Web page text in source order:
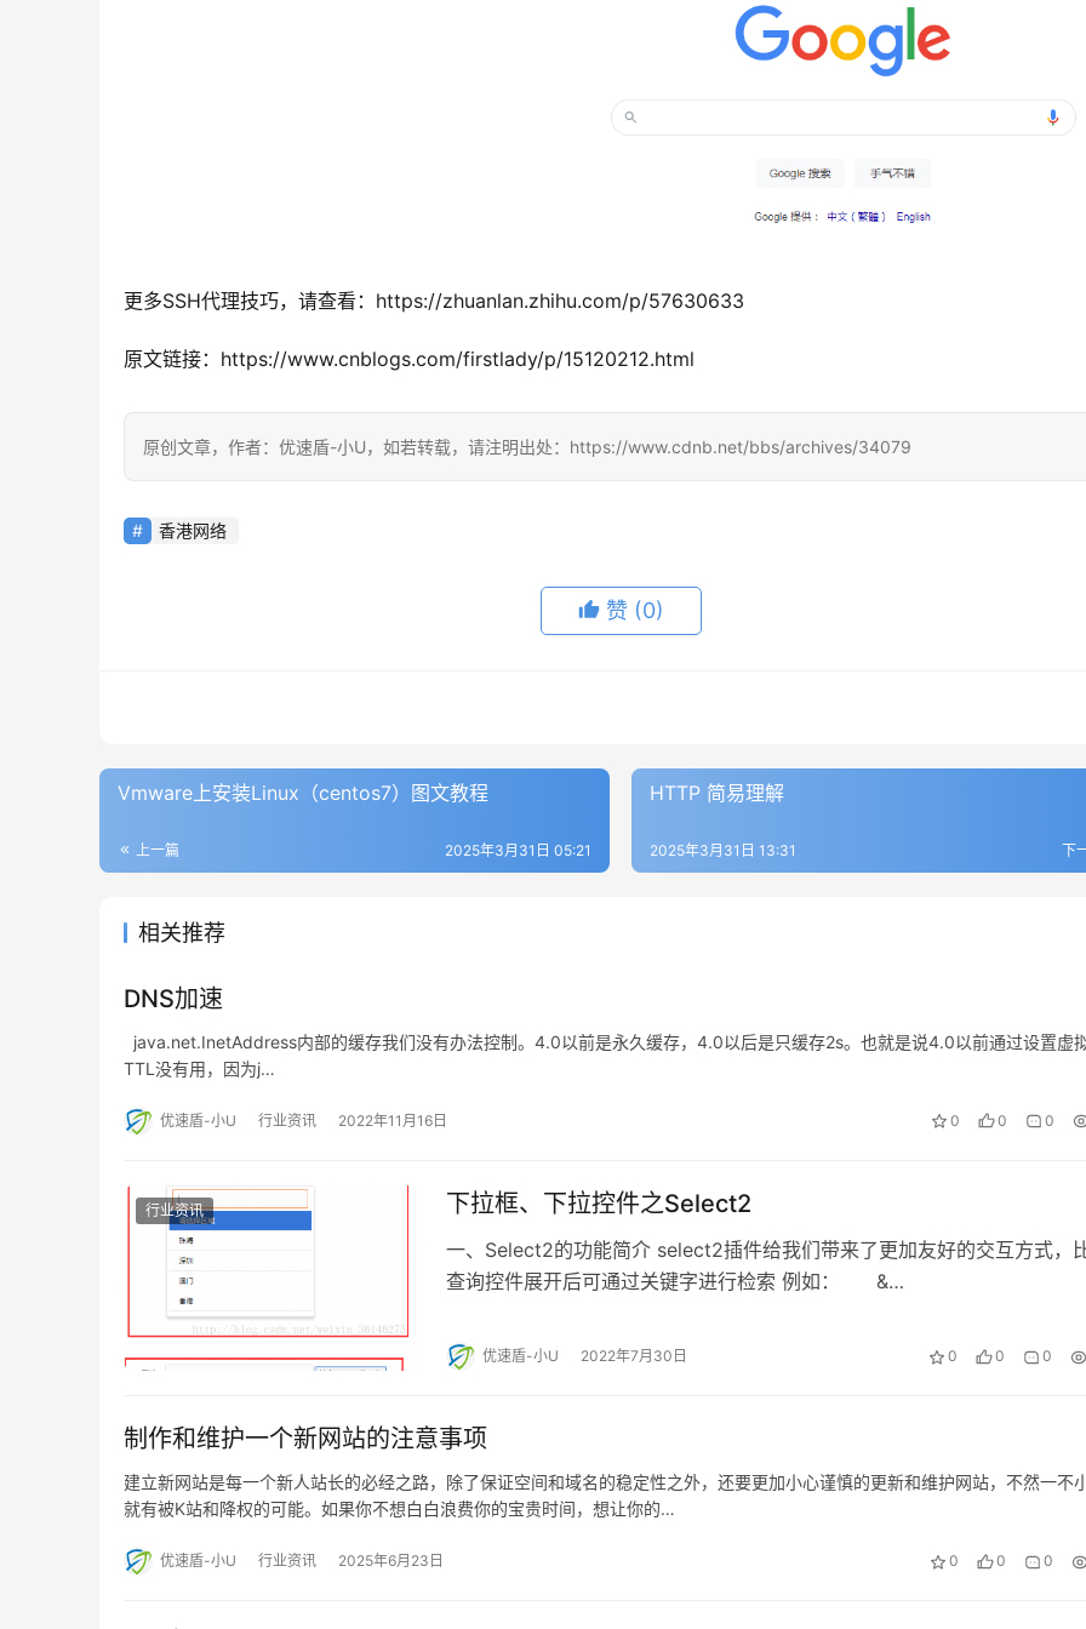
更多SSH代理技巧，请查看：https://zhuanlan.zhihu.com/p/57630633
原文链接：https://www.cnblogs.com/firstlady/p/15120212.html
原创文章，作者：优速盾-小U，如若转载，请注明出处：https://www.cdnb.net/bbs/archives/34079
香港网络
赞 (0)
Vmware上安装Linux（centos7）图文教程
上一篇 2025年3月31日 05:21
HTTP 简易理解
下
2025年3月31日 13:31
相关推荐
DNS加速
java.net.InetAddress内部的缓存我们没有办法控制。4.0以前是永久缓存，4.0以后是只缓存2s。也就是说4.0以前通过设置虚
TTL没有用，因为j…
优速盾-小U 行业资讯 2022年11月16日 0 0 0
行业资讯 下拉框、下拉控件之Select2
一、Select2的功能简介 select2插件给我们带来了更加友好的交互方式，
查询控件展开后可通过关键字进行检索 例如： &…
优速盾-小U 2022年7月30日 0 0 0
制作和维护一个新网站的注意事项
建立新网站是每一个新人站长的必经之路，除了保证空间和域名的稳定性之外，还要更加小心谨慎的更新和维护网站，不然一不
就有被K站和降权的可能。如果你不想白白浪费你的宝贵时间，想让你的…
优速盾-小U 行业资讯 2025年6月23日 0 0 0